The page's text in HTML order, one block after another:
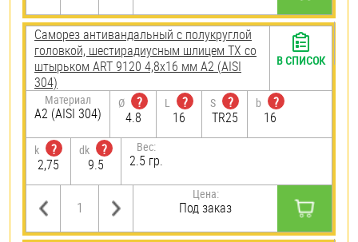
Саморез антивандальный с полукруглой
головкой, шестирадиусным шлицем TX со
штырьком ART 9120 4,8х16 мм А2 (AISI
304)
Материал
А2 (AISI 304)
Ø
?
4.8
L
?
16
S
?
TR25
b
?
16
k
?
2,75
dk
?
9.5
Вес:
2.5 гр.
Цена:
Под заказ
В СПИСОК